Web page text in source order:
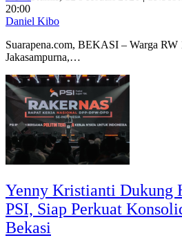
20:00
Daniel Kibo
Suarapena.com, BEKASI – Warga RW
Jakasampurna,…
Yenny Kristianti Dukung
PSI, Siap Perkuat
Bekasi